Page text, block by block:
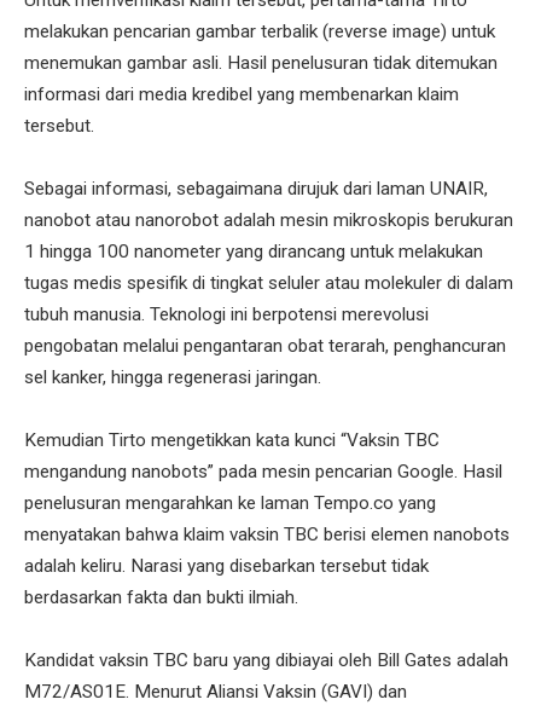
melakukan pencarian gambar terbalik (reverse image) untuk
menemukan gambar asli. Hasil penelusuran tidak ditemukan
informasi dari media kredibel yang membenarkan klaim
tersebut.
Sebagai informasi, sebagaimana dirujuk dari laman UNAIR,
nanobot atau nanorobot adalah mesin mikroskopis berukuran
1 hingga 100 nanometer yang dirancang untuk melakukan
tugas medis spesifik di tingkat seluler atau molekuler di dalam
tubuh manusia. Teknologi ini berpotensi merevolusi
pengobatan melalui pengantaran obat terarah, penghancuran
sel kanker, hingga regenerasi jaringan.
Kemudian Tirto mengetikkan kata kunci “Vaksin TBC
mengandung nanobots” pada mesin pencarian Google. Hasil
penelusuran mengarahkan ke laman Tempo.co yang
menyatakan bahwa klaim vaksin TBC berisi elemen nanobots
adalah keliru. Narasi yang disebarkan tersebut tidak
berdasarkan fakta dan bukti ilmiah.
Kandidat vaksin TBC baru yang dibiayai oleh Bill Gates adalah
M72/AS01E. Menurut Aliansi Vaksin (GAVI) dan